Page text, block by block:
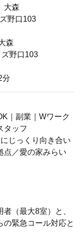
大森
野口103
森
野口103
分
｜副業｜Wワーク
タッフ
じっくり向き合い
点／愛の家みらい
（最大8室）と、
の緊急コール対応と